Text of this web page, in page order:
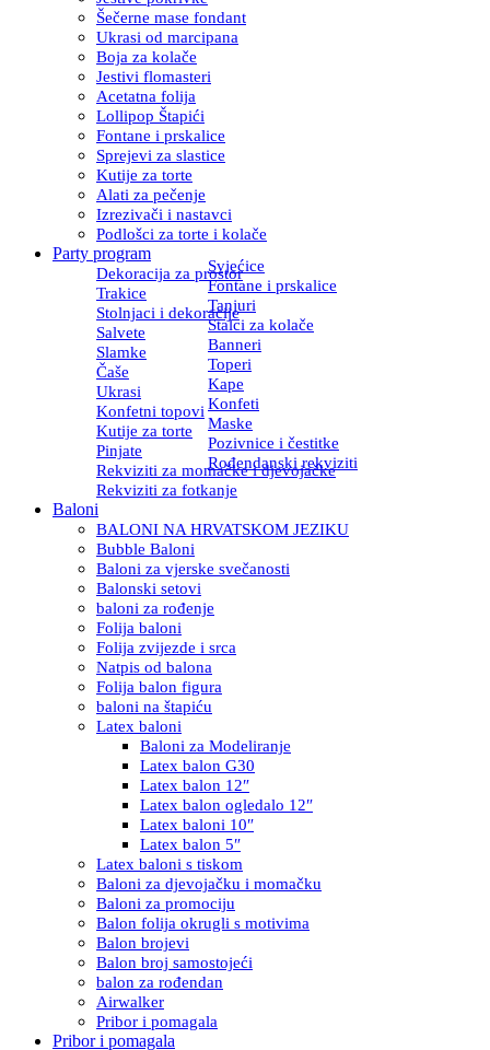
Šečerne mase fondant
Ukrasi od marcipana
Boja za kolače
Jestivi flomasteri
Acetatna folija
Lollipop Štapići
Fontane i prskalice
Sprejevi za slastice
Kutije za torte
Alati za pečenje
Izrezivači i nastavci
Podlošci za torte i kolače
Party program
Dekoracija za prostor
Svjećice
Trakice
Fontane i prskalice
Stolnjaci i dekoracije
Tanjuri
Salvete
Stalci za kolače
Slamke
Banneri
Čaše
Toperi
Ukrasi
Kape
Konfetni topovi Konfeti
Kutije za torte
Maske
Pinjate
Pozivnice i čestitke
Rekviziti za momačke i djevojačke
Rođendanski rekviziti
Rekviziti za fotkanje
Baloni
BALONI NA HRVATSKOM JEZIKU
Bubble Baloni
Baloni za vjerske svečanosti
Balonski setovi
baloni za rođenje
Folija baloni
Folija zvijezde i srca
Natpis od balona
Folija balon figura
baloni na štapiću
Latex baloni
Baloni za Modeliranje
Latex balon G30
Latex balon 12″
Latex balon ogledalo 12″
Latex baloni 10″
Latex balon 5″
Latex baloni s tiskom
Baloni za djevojačku i momačku
Baloni za promociju
Balon folija okrugli s motivima
Balon brojevi
Balon broj samostojeći
balon za rođendan
Airwalker
Pribor i pomagala
Pribor i pomagala